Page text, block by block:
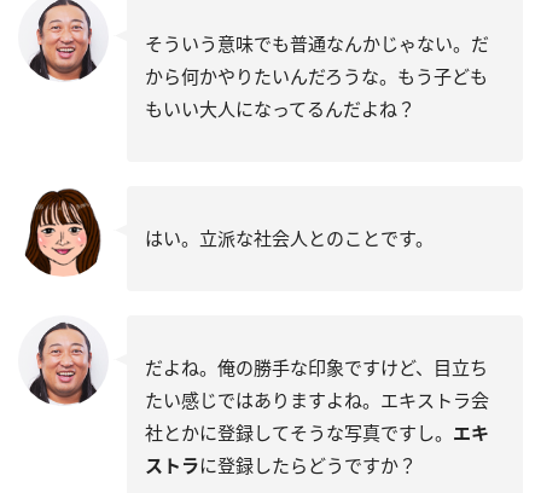
そういう意味でも普通なんかじゃない。だ
から何かやりたいんだろうな。もう子ども
もいい大人になってるんだよね？
はい。立派な社会人とのことです。
だよね。俺の勝手な印象ですけど、目立ち
たい感じではありますよね。エキストラ会
社とかに登録してそうな写真ですし。 エキ
ストラに登録したらどうですか？